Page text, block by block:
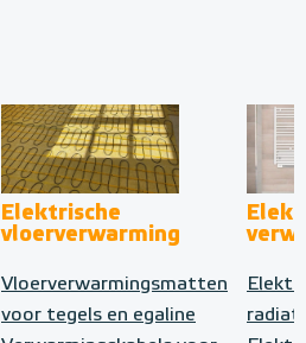
Elektrische
vloerverwarming
Vloerverwarmingsmatten
voor tegels en egaline